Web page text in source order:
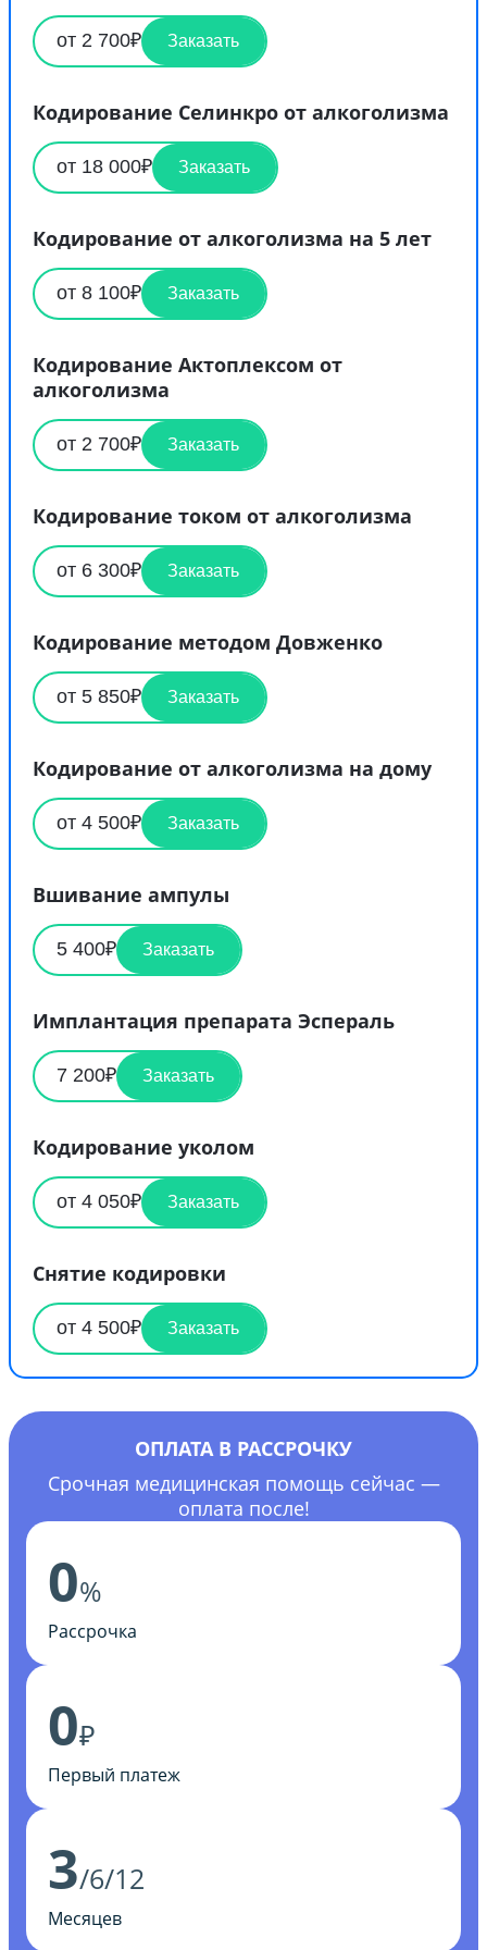
от 2 700₽ Заказать
Кодирование Селинкро от алкоголизма
от 18 000₽ Заказать
Кодирование от алкоголизма на 5 лет
от 8 100₽ Заказать
Кодирование Актоплексом от
алкоголизма
от 2 700₽ Заказать
Кодирование током от алкоголизма
от 6 300₽ Заказать
Кодирование методом Довженко
от 5 850₽ Заказать
Кодирование от алкоголизма на дому
от 4 500₽ Заказать
Вшивание ампулы
5 400₽ Заказать
Имплантация препарата Эспераль
7 200₽ Заказать
Кодирование уколом
от 4 050₽ Заказать
Снятие кодировки
от 4 500₽ Заказать
ОПЛАТА В РАССРОЧКУ
Срочная медицинская помощь сейчас —
оплата после!
0%
Рассрочка
0₽
Первый платеж
3/6/12
Месяцев